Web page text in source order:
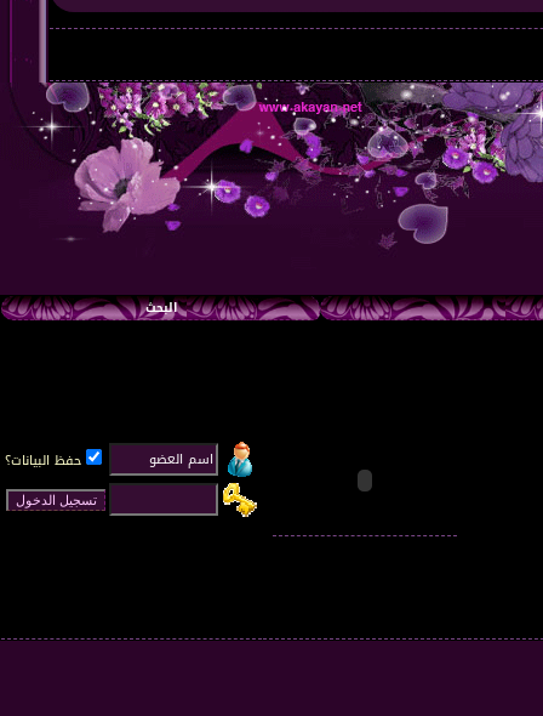
البحث
حفظ البيانات؟